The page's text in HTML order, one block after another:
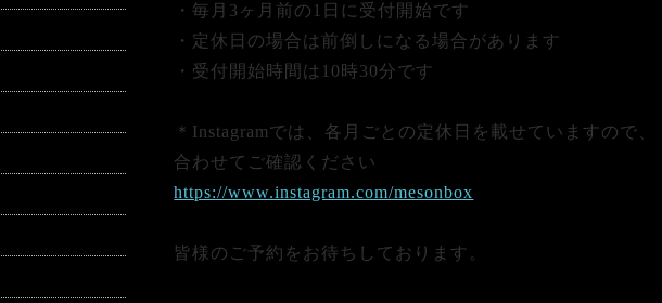
・毎月3ヶ月前の1日に受付開始です
・定休日の場合は前倒しになる場合があります
・受付開始時間は10時30分です
＊Instagramでは、各月ごとの定休日を載せていますので、
合わせてご確認ください
https://www.instagram.com/mesonbox
皆様のご予約をお待ちしております。